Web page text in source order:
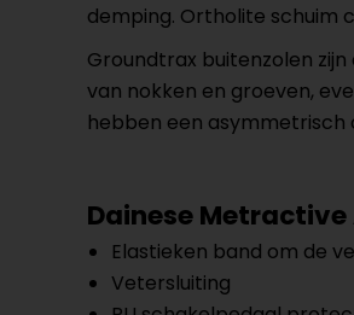
demping. Ortholite schuim
Groundtrax buitenzolen
van nokken en groeven,
hebben een asymmetrisch
Dainese
Elastieken band om de
Vetersluiting